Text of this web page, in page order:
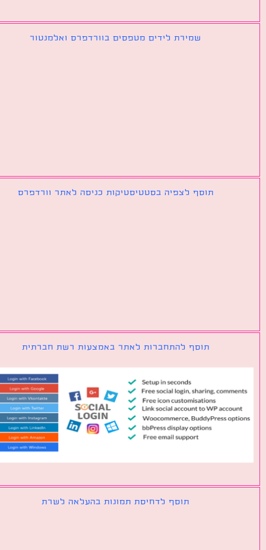
שמירת לידים מטפסים בוורדפרס ואלמנטור
תוסף לצפיה בסטטיסטיקות כניסה לאתר וורדפרס
תוסף להתחברות לאתר באמצעות רשת חברתית
תוסף לדחיסת תמונות בהעלאה לשרת